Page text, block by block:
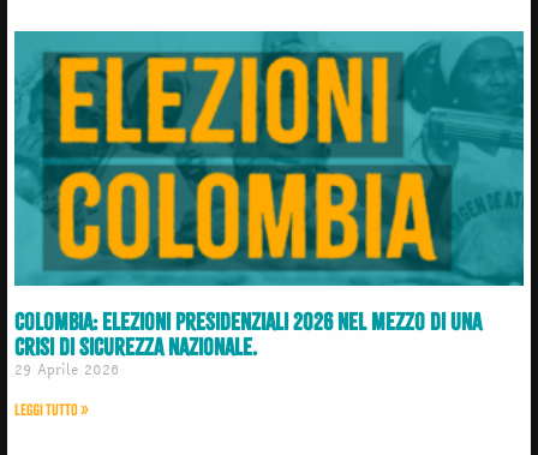
Colombia: elezioni presidenziali 2026 nel mezzo di una
crisi di sicurezza nazionale.
29 Aprile 2026
Leggi Tutto »